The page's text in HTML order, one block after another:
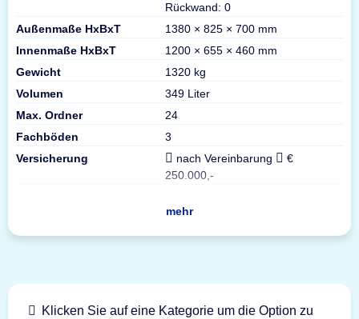
Rückwand: 0
Außenmaße HxBxT
1380 × 825 × 700 mm
Innenmaße HxBxT
1200 × 655 × 460 mm
Gewicht
1320 kg
Volumen
349 Liter
Max. Ordner
24
Fachböden
3
Versicherung
nach Vereinbarung
€
250.000,-
mehr
Klicken Sie auf eine Kategorie um die Option zu